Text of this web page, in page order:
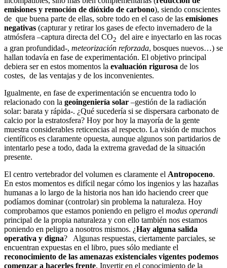
emisiones y remoción de dióxido de carbono), siendo conscientes
de que buena parte de ellas, sobre todo en el caso de las emisiones
negativas (capturar y retirar los gases de efecto invernadero de la
atmósfera –captura directa del CO2 del aire e inyectarlo en las rocas
a gran profundidad-, meteorización reforzada, bosques nuevos…) se
hallan todavía en fase de experimentación. El objetivo principal
debiera ser en estos momentos la evaluación rigurosa de los
costes, de las ventajas y de los inconvenientes.
Igualmente, en fase de experimentación se encuentra todo lo
relacionado con la geoingeniería solar –gestión de la radiación
solar: barata y rápida-. ¿Qué sucedería si se dispersara carbonato de
calcio por la estratosfera? Hoy por hoy la mayoría de la gente
muestra considerables reticencias al respecto. La visión de muchos
científicos es claramente opuesta, aunque algunos son partidarios de
intentarlo pese a todo, dada la extrema gravedad de la situación
presente.
El centro vertebrador del volumen es claramente el Antropoceno.
En estos momentos es difícil negar cómo los ingenios y las hazañas
humanas a lo largo de la historia nos han ido haciendo creer que
podíamos dominar (controlar) sin problema la naturaleza. Hoy
comprobamos que estamos poniendo en peligro el modus operandi
principal de la propia naturaleza y con ello también nos estamos
poniendo en peligro a nosotros mismos. ¿Hay alguna salida
operativa y digna? Algunas respuestas, ciertamente parciales, se
encuentran expuestas en el libro, pues sólo mediante el
reconocimiento de las amenazas existenciales vigentes podemos
comenzar a hacerles frente. Invertir en el conocimiento de la